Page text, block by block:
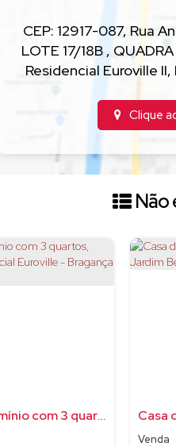
CEP: 12917-087, Rua
LOTE 17/18B ,
Residencial Euroville II,
Clique
Não
Casa de Condomínio com 3 quartos, Condomínio Residencial Euroville - Bragança Paulista